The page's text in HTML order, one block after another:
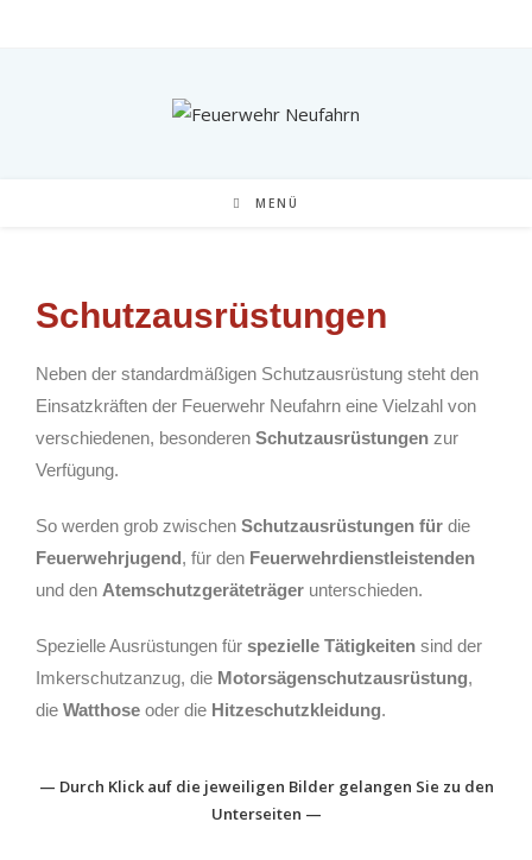
MENÜ
Schutzausrüstungen
Neben der standardmäßigen Schutzausrüstung steht den
Einsatzkräften der Feuerwehr Neufahrn eine Vielzahl von
verschiedenen, besonderen Schutzausrüstungen zur
Verfügung.
So werden grob zwischen Schutzausrüstungen für die
Feuerwehrjugend, für den Feuerwehrdienstleistenden
und den Atemschutzgeräteträger unterschieden.
Spezielle Ausrüstungen für spezielle Tätigkeiten sind der
Imkerschutzanzug, die Motorsägenschutzausrüstung,
die Watthose oder die Hitzeschutzkleidung.
— Durch Klick auf die jeweiligen Bilder gelangen Sie zu den
Unterseiten —